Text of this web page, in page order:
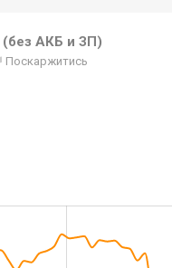
(без АКБ и ЗП)
Поскаржитись